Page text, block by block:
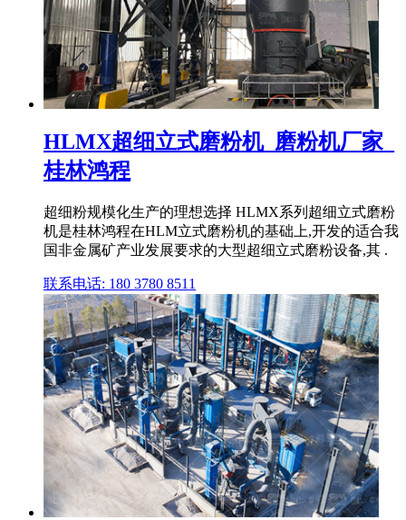
HLMX超细立式磨粉机_磨粉机厂家_
桂林鸿程
超细粉规模化生产的理想选择 HLMX系列超细立式磨粉
机是桂林鸿程在HLM立式磨粉机的基础上,开发的适合我
国非金属矿产业发展要求的大型超细立式磨粉设备,其 .
联系电话: 180 3780 8511